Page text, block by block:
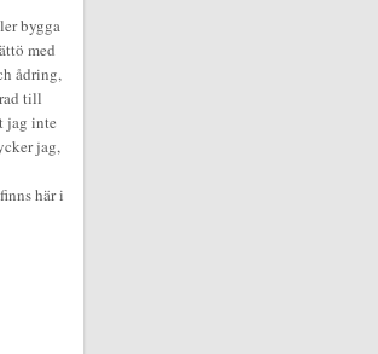
bygga
med
ådring,
till
jag inte
jag,
här i